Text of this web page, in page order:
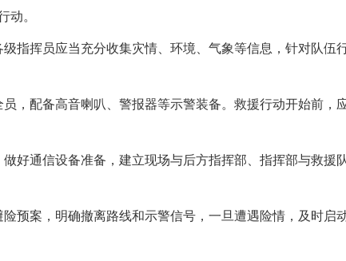
动。
挥员应当充分收集灾情、环境、气象等信息，针对队伍
配备高音喇叭、警报器等示警装备。救援行动开始前，
通信设备准备，建立现场与后方指挥部、指挥部与救援
案，明确撤离路线和示警信号，一旦遭遇险情，及时启